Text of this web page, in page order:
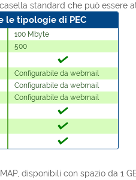
standard che può essere
le tipologie di PEC
100 Mbyte
500
Configurabile da webmail
Configurabile da webmail
Configurabile da webmail
disponibili con spazio da 1